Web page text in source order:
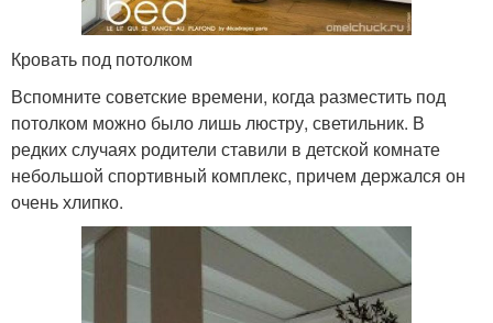
Кровать под потолком
Вспомните советские времени, когда разместить под
потолком можно было лишь люстру, светильник. В
редких случаях родители ставили в детской комнате
небольшой спортивный комплекс, причем держался он
очень хлипко.